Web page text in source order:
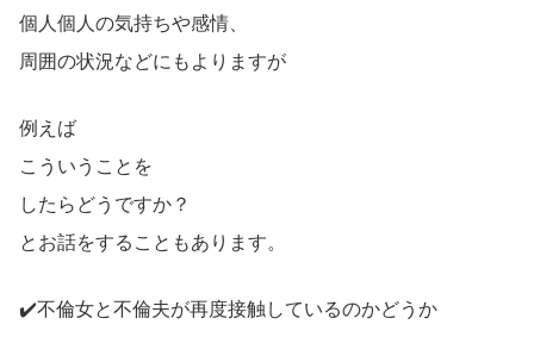
個人個人の気持ちや感情、
周囲の状況などにもよりますが
例えば
こういうことを
したらどうですか？
とお話をすることもあります。
✔️不倫女と不倫夫が再度接触しているのかどうか